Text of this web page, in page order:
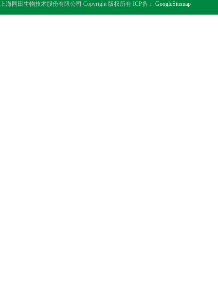
上海同田生物技术股份有限公司 Copyright 版权所有 ICP备： GoogleSitemap